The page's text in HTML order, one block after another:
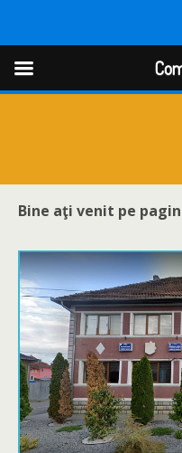
Bine aţi venit pe